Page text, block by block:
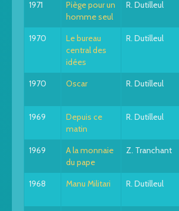
1971
Piège pour un
homme seul
R. Dutilleul
1970
Le bureau
central des
idées
R. Dutilleul
1970 Oscar R. Dutilleul
1969
Depuis ce
matin
R. Dutilleul
1969
A la monnaie
du pape
Z. Tranchant
1968
Manu Militari R. Dutilleul